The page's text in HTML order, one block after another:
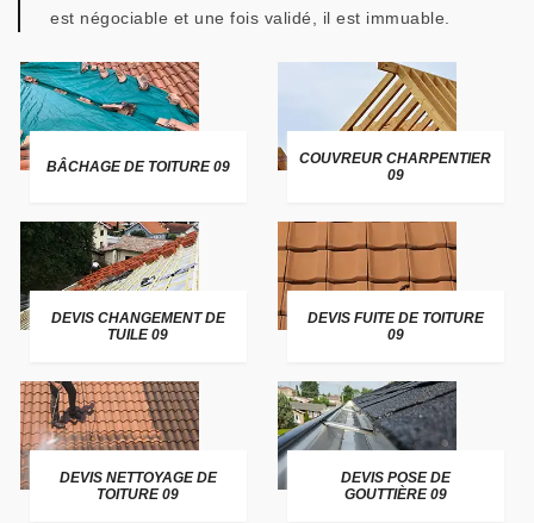
est négociable et une fois validé, il est immuable.
BÂCHAGE DE TOITURE 09
COUVREUR CHARPENTIER
09
DEVIS CHANGEMENT DE
TUILE 09
DEVIS FUITE DE TOITURE
09
DEVIS NETTOYAGE DE
TOITURE 09
DEVIS POSE DE
GOUTTIÈRE 09